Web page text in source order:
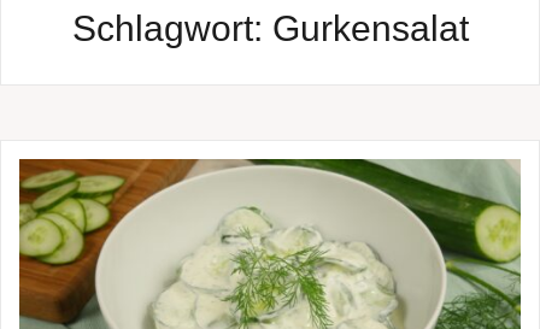
Schlagwort: Gurkensalat